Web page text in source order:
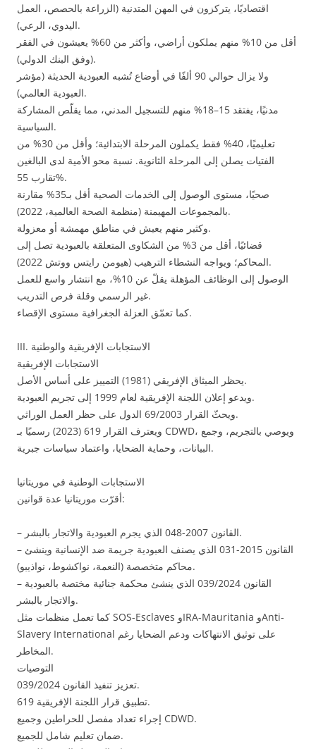
اقتصاديًا، يتركزون في المهن المتدنية (الزراعة بالحصص، العمل
اليدوي، الرعي).
أقل من 10% منهم يملكون أراضي، وأكثر من 60% يعيشون في الفقر
(وفق البنك الدولي).
ولا يزال حوالي 90 ألفًا في أوضاع تُشبه العبودية الحديثة (مؤشر
العبودية العالمي).
مدنيًا، يفتقد 15–18% منهم للتسجيل المدني، مما يقلّص المشاركة
السياسية.
تعليميًا، 40% فقط يكملون المرحلة الابتدائية؛ وأقل من 30% من
الفتيات يصلن إلى المرحلة الثانوية. نسبة محو الأمية لدى البالغين
تقارب 55%.
صحيًا، مستوى الوصول إلى الخدمات الصحية أقل بـ35% مقارنة
بالمجموعات المهيمنة (منظمة الصحة العالمية، 2022).
وكثير منهم يعيش في مناطق مهمشة أو معزولة.
قضائيًا، أقل من 3% من الشكاوى المتعلقة بالعبودية تصل إلى
المحاكم؛ ويواجه النشطاء الترهيب (هيومن رايتس ووتش 2022).
الوصول إلى الوظائف المؤهلة يقلّ عن 10%، مع انتشار واسع للعمل
غير الرسمي وقلة فرص التدريب.
كما تعمّق العزلة الجغرافية مستوى الإقصاء.
III. الاستجابات الإفريقية والوطنية
الاستجابات الإفريقية
يحظر الميثاق الإفريقي (1981) التمييز على أساس الأصل.
ويدعو إعلان اللجنة الإفريقية لعام 1999 إلى تجريم العبودية.
ويحثّ القرار 69/2003 الدول على حظر العمل الوراثي.
ويعترف القرار 619 (2023) رسميًا بـ CDWD، ويوصي بالتجريم، وجمع
البيانات، وحماية الضحايا، واعتماد سياسات جبرية.
الاستجابات الوطنية في موريتانيا
أقرّت موريتانيا عدة قوانين:
– القانون 2007-048 الذي يجرم العبودية والاتجار بالبشر.
– القانون 2015-031 الذي يصنف العبودية جريمة ضد الإنسانية وينشئ
محاكم متخصصة (النعمة، نواكشوط، نواذيبو).
– القانون 039/2024 الذي ينشئ محكمة جنائية مختصة بالعبودية
والاتجار بالبشر.
كما تعمل منظمات مثل SOS-Esclaves وIRA-Mauritania وAnti-
Slavery International على توثيق الانتهاكات ودعم الضحايا رغم
المخاطر.
التوصيات
تعزيز تنفيذ القانون 039/2024.
تطبيق قرار اللجنة الإفريقية 619.
إجراء تعداد مفصل للحراطين وجميع CDWD.
ضمان تعليم شامل للجميع.